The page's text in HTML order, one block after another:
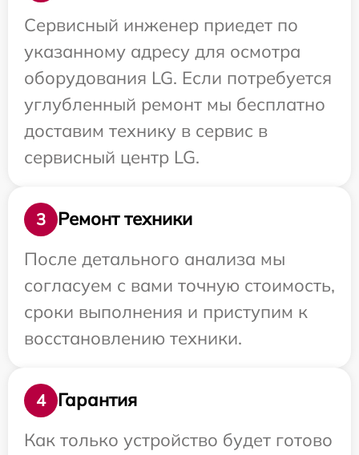
Сервисный инженер приедет по
указанному адресу для осмотра
оборудования LG. Если потребуется
углубленный ремонт мы бесплатно
доставим технику в сервис в
сервисный центр LG.
3
Ремонт техники
После детального анализа мы
согласуем с вами точную стоимость,
сроки выполнения и приступим к
восстановлению техники.
4
Гарантия
Как только устройство будет готово